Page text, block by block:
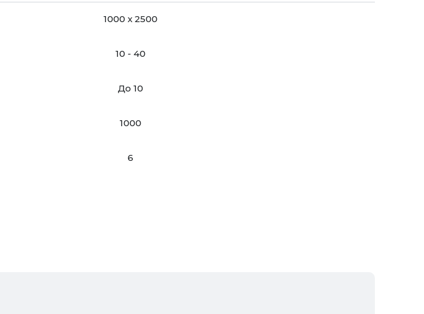
1000 x 2500
10 - 40
До 10
1000
6